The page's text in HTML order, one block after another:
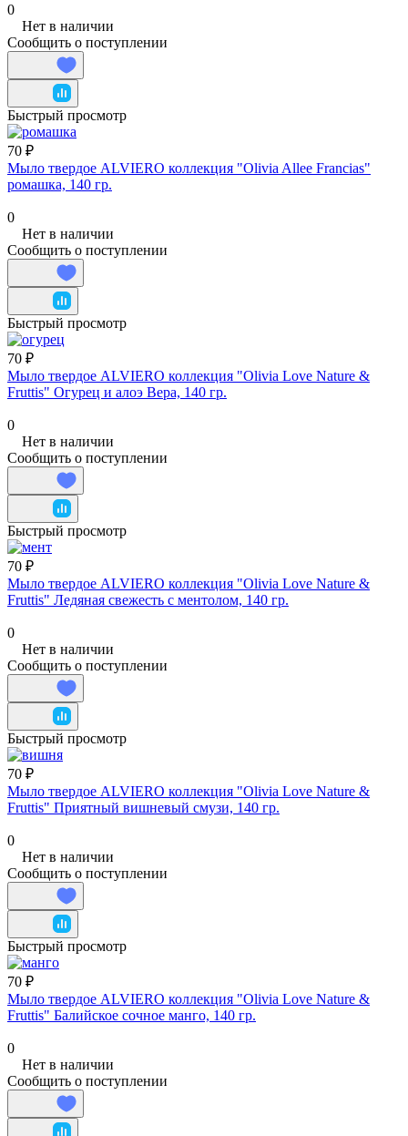
0
Нет в наличии
Сообщить о поступлении
Быстрый просмотр
70 ₽
Мыло твердое ALVIERO коллекция "Olivia Allee Francias"
ромашка, 140 гр.
0
Нет в наличии
Сообщить о поступлении
Быстрый просмотр
70 ₽
Мыло твердое ALVIERO коллекция "Olivia Love Nature &
Fruttis" Огурец и алоэ Вера, 140 гр.
0
Нет в наличии
Сообщить о поступлении
Быстрый просмотр
70 ₽
Мыло твердое ALVIERO коллекция "Olivia Love Nature &
Fruttis" Ледяная свежесть с ментолом, 140 гр.
0
Нет в наличии
Сообщить о поступлении
Быстрый просмотр
70 ₽
Мыло твердое ALVIERO коллекция "Olivia Love Nature &
Fruttis" Приятный вишневый смузи, 140 гр.
0
Нет в наличии
Сообщить о поступлении
Быстрый просмотр
70 ₽
Мыло твердое ALVIERO коллекция "Olivia Love Nature &
Fruttis" Балийское сочное манго, 140 гр.
0
Нет в наличии
Сообщить о поступлении